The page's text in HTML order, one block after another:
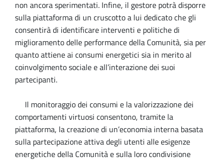
non ancora sperimentati. Infine, il gestore potrà disporre
sulla piattaforma di un cruscotto a lui dedicato che gli
consentirà di identificare interventi e politiche di
miglioramento delle performance della Comunità, sia per
quanto attiene ai consumi energetici sia in merito al
coinvolgimento sociale e all’interazione dei suoi
partecipanti.
Il monitoraggio dei consumi e la valorizzazione dei
comportamenti virtuosi consentono, tramite la
piattaforma, la creazione di un’economia interna basata
sulla partecipazione attiva degli utenti alle esigenze
energetiche della Comunità e sulla loro condivisione